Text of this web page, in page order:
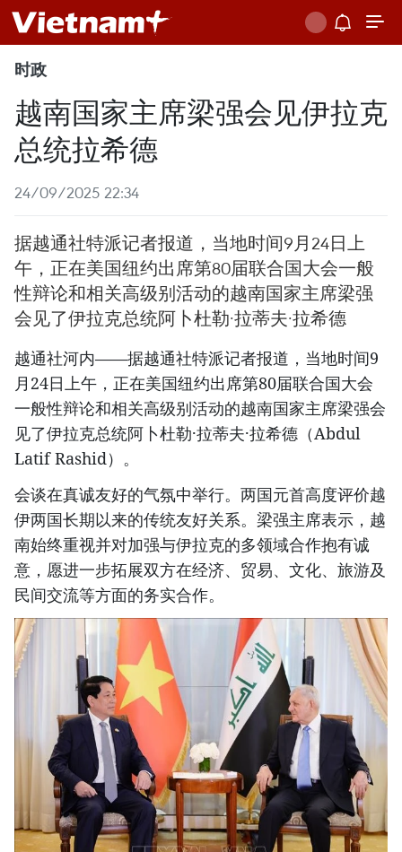
时政
越南国家主席梁强会见伊拉克
总统拉希德
24/09/2025 22:34
据越通社特派记者报道，当地时间9月24日上
午，正在美国纽约出席第80届联合国大会一般
性辩论和相关高级别活动的越南国家主席梁强
会见了伊拉克总统阿卜杜勒·拉蒂夫·拉希德
越通社河内——据越通社特派记者报道，当地时间9
月24日上午，正在美国纽约出席第80届联合国大会
一般性辩论和相关高级别活动的越南国家主席梁强会
见了伊拉克总统阿卜杜勒·拉蒂夫·拉希德（Abdul
Latif Rashid）。
会谈在真诚友好的气氛中举行。两国元首高度评价越
伊两国长期以来的传统友好关系。梁强主席表示，越
南始终重视并对加强与伊拉克的多领域合作抱有诚
意，愿进一步拓展双方在经济、贸易、文化、旅游及
民间交流等方面的务实合作。